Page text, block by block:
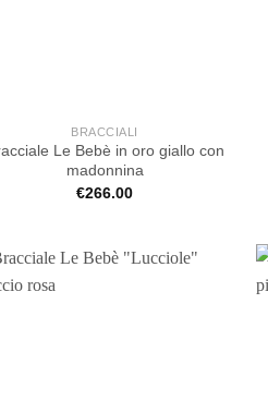
BRACCIALI
Le Bebè in oro giallo con
madonnina
€266.00